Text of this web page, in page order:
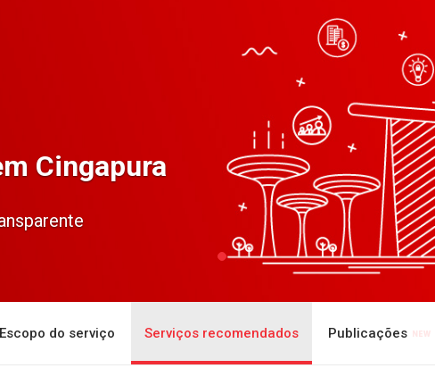
Cingapura
Escopo do serviço Serviços recomendados Publicações